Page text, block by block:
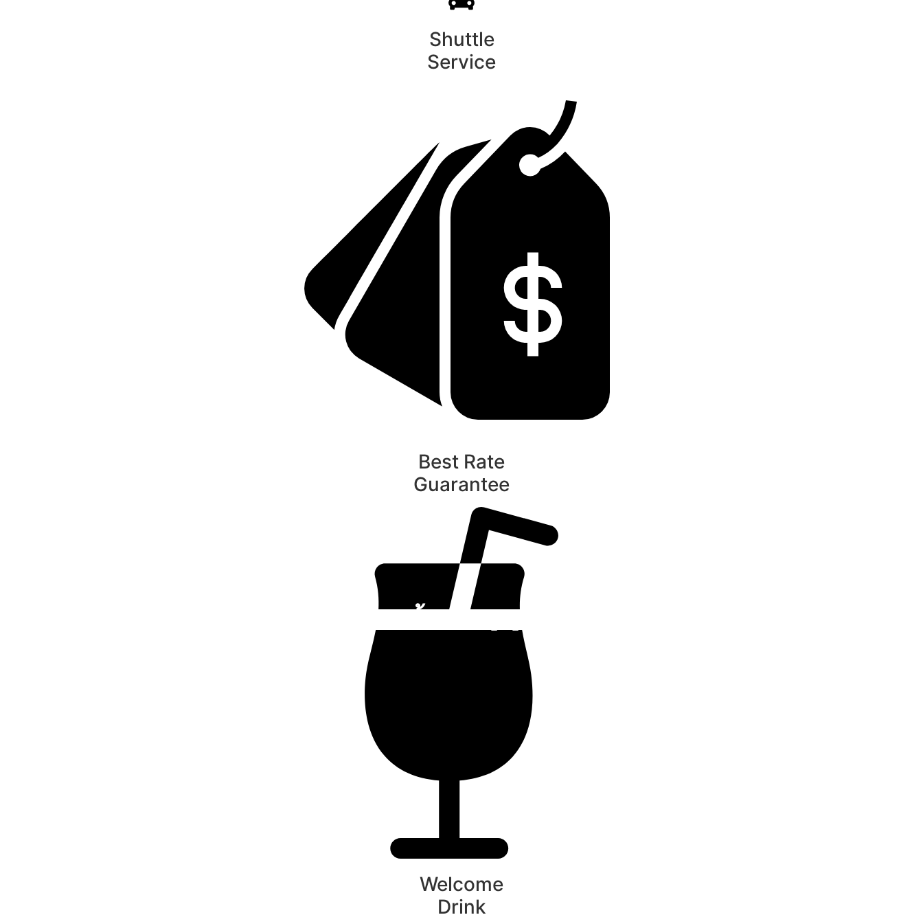
นับหิ่งห้อย ร้อยลำพู ดูพระจันทร์
Shuttle
Service
Best Rate
Guarantee
Welcome
Drink